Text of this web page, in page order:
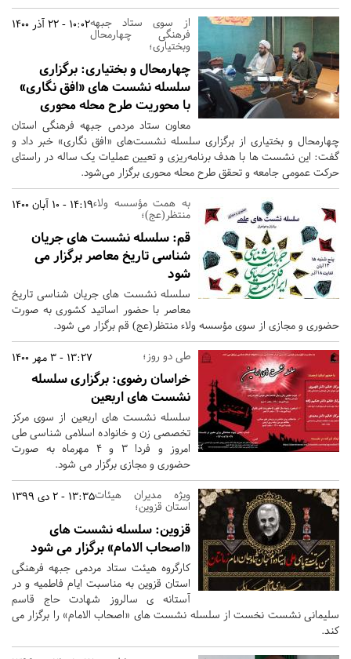
10:02 - 22 آذر 1400از سوی ستاد جبهه
فرهنگی چهارمحال
وبختیاری؛
چهارمحال و بختیاری: برگزاری
سلسله نشست های «افق نگاری»
با محوریت طرح محله محوری
معاون ستاد مردمی جبهه فرهنگی استان
چهارمحال و بختیاری از برگزاری سلسله نشست‌های «افق نگاری» خبر داد و
گفت: این نشست ها با هدف برنامه‌ریزی و تعیین عملیات یک ساله در راستای
حرکت عمومی جامعه و تحقق طرح محله محوری برگزار می‌شود.
14:19 - 10 آبان 1400به همت مؤسسه ولاء
منتظر(عج)؛
قم: سلسله نشست های جریان
شناسی تاریخ معاصر برگزار می
شود
سلسله نشست های جریان شناسی تاریخ
معاصر با حضور اساتید کشوری به صورت
حضوری و مجازی از سوی مؤسسه ولاء منتظر(عج) قم برگزار می شود.
13:27 - 3 مهر 1400 طی دو روز؛
خراسان رضوی: برگزاری سلسله
نشست های اربعین
سلسله نشست های اربعین از سوی مرکز
تخصصی زن و خانواده اسلامی شناسی طی
امروز و فردا 3 و 4 مهرماه به صورت
حضوری و مجازی برگزار می شود.
13:35 - 2 دی 1399ویژه مدیران هیئات
استان قزوین؛
قزوین: سلسله نشست های
«اصحاب الامام» برگزار می شود
کارگروه هیئت ستاد مردمی جبهه فرهنگی
استان قزوین به مناسبت ایام فاطمیه و در
آستانه ی سالروز شهادت حاج قاسم
سلیمانی نشست نخست از سلسله نشست های «اصحاب الامام» را برگزار می
کند.